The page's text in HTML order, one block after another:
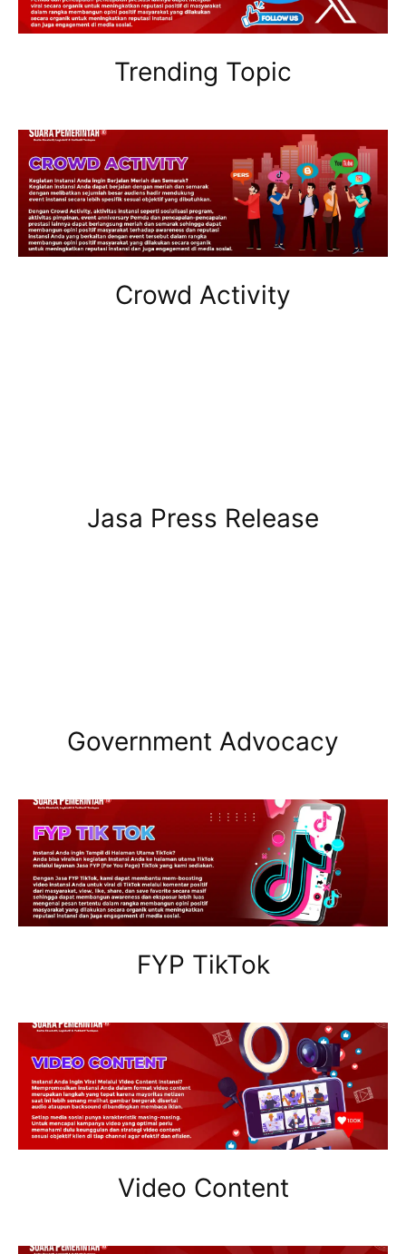
Trending Topic
Crowd Activity
Jasa Press Release
Government Advocacy
FYP TikTok
Video Content